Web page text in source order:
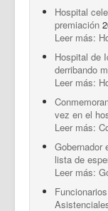
Hospital
premiación
Leer más:
Hospital de
derribando
Leer más:
vez en el
Leer más:
Gobernador
lista de
Leer más: